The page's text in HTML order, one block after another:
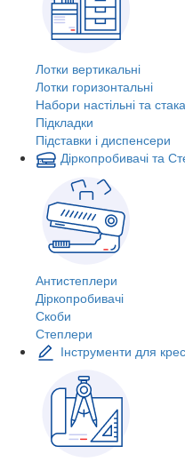
Лотки вертикальні
Лотки горизонтальні
Набори настільні та
Підкладки
Підставки і диспенсери
Діркопробивачі та
Антистеплери
Діркопробивачі
Скоби
Степлери
Інструменти для